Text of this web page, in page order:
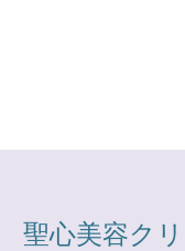
聖心美容ク